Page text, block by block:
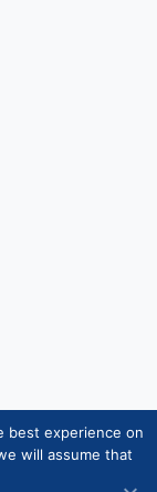
2026 |
best experience on
will assume that